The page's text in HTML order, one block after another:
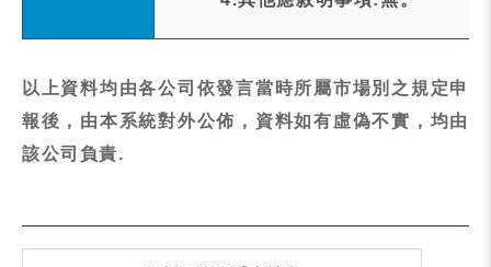
以上資料均由各公司依發言當時所屬市場別之規定申
報後，由本系統對外公佈，資料如有虛偽不實，均由
該公司負責.